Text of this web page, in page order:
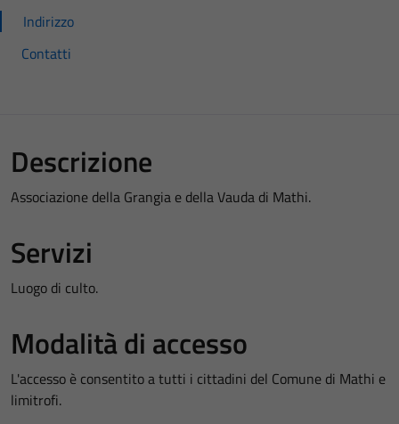
Indirizzo
Contatti
Descrizione
Associazione della Grangia e della Vauda di Mathi.
Servizi
Luogo di culto.
Modalità di accesso
L'accesso è consentito a tutti i cittadini del Comune di Mathi e
limitrofi.